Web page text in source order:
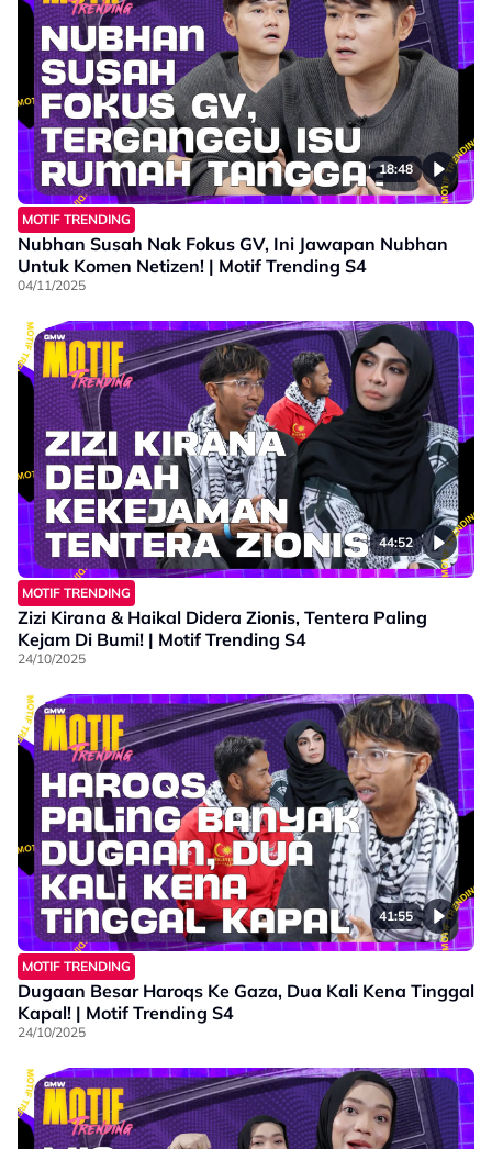
18:48
MOTIF TRENDING
Nubhan Susah Nak Fokus GV, Ini Jawapan Nubhan
Untuk Komen Netizen! | Motif Trending S4
04/11/2025
44:52
MOTIF TRENDING
Zizi Kirana & Haikal Didera Zionis, Tentera Paling
Kejam Di Bumi! | Motif Trending S4
24/10/2025
41:55
MOTIF TRENDING
Dugaan Besar Haroqs Ke Gaza, Dua Kali Kena Tinggal
Kapal! | Motif Trending S4
24/10/2025